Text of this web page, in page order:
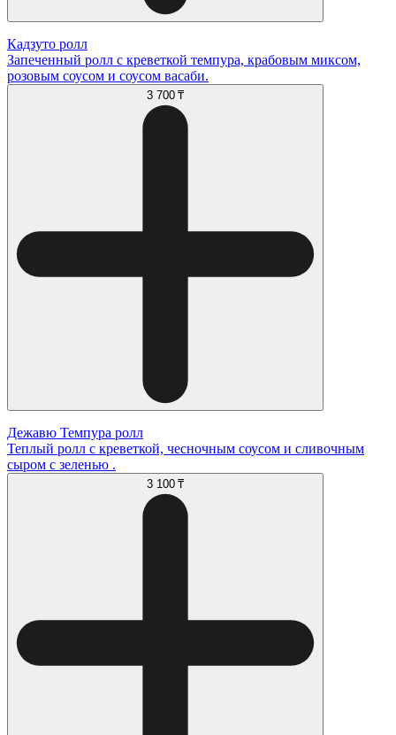
Кадзуто ролл
Запеченный ролл с креветкой темпура, крабовым миксом,
розовым соусом и соусом васаби.
3 700 ₸
Дежавю Темпура ролл
Теплый ролл с креветкой, чесночным соусом и сливочным
сыром с зеленью .
3 100 ₸